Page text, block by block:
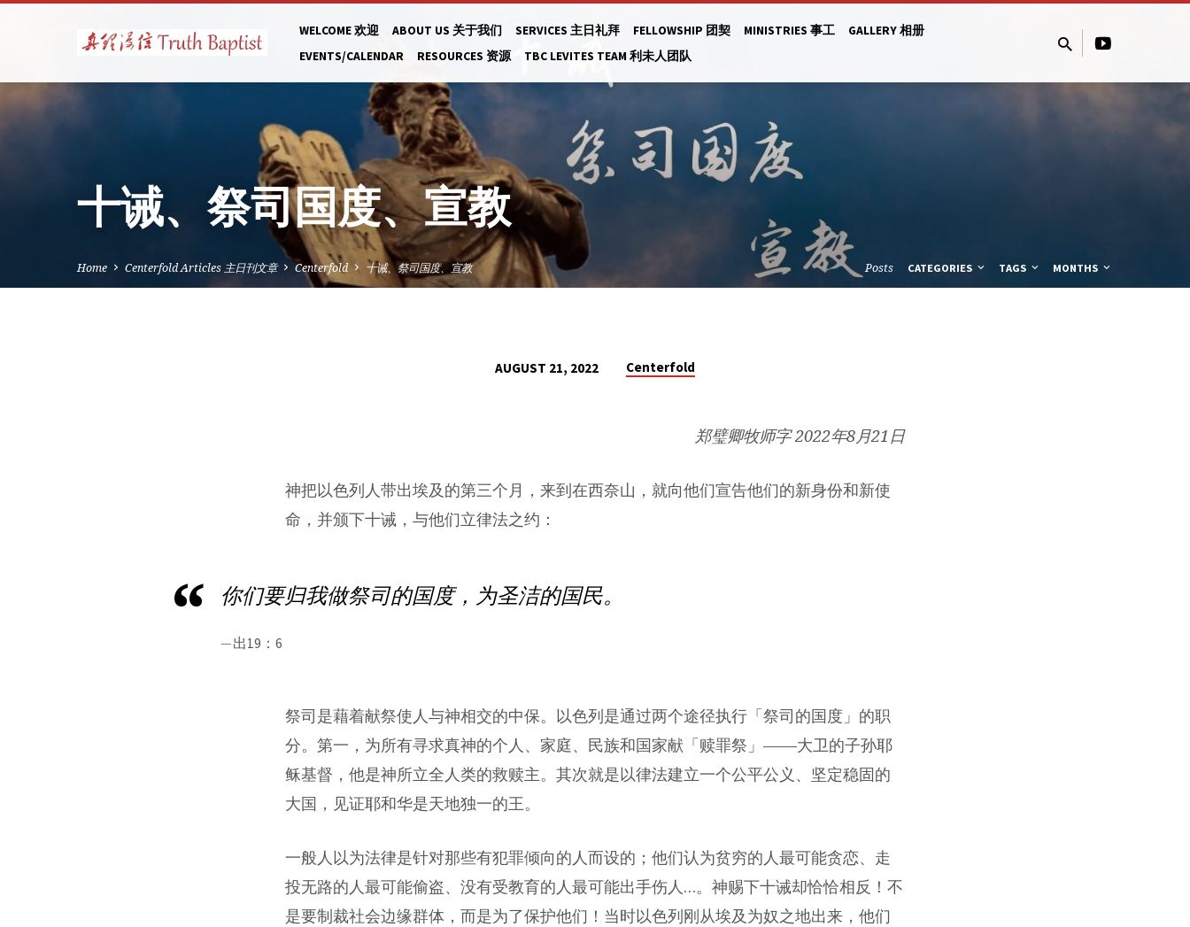
WELCOME 欢迎 ABOUT US 关于我们 SERVICES 主日礼拜 FELLOWSHIP 团契 MINISTRIES 事工
GALLERY 相册
EVENTS/CALENDAR
RESOURCES 资源 TBC LEVITES TEAM 利未人团队
十诫、祭司国度、宣教
Home Centerfold Articles 主日刊文章 Centerfold 十诫、祭司国度、宣教 Posts CATEGORIES TAGS MONTHS
AUGUST 21, 2022 Centerfold
郑璧卿牧师字 2022年8月21日
神把以色列人带出埃及的第三个月，来到在西奈山，就向他们宣告他们的新身份和新使
命，并颁下十诫，与他们立律法之约：
你们要归我做祭司的国度，为圣洁的国民。
出19：6
祭司是藉着献祭使人与神相交的中保。以色列是通过两个途径执行「祭司的国度」的职
分。第一，为所有寻求真神的个人、家庭、民族和国家献「赎罪祭」——大卫的子孙耶
稣基督，他是神所立全人类的救赎主。其次就是以律法建立一个公平公义、坚定稳固的
大国，见证耶和华是天地独一的王。
一般人以为法律是针对那些有犯罪倾向的人而设的；他们认为贫穷的人最可能贪恋、走
投无路的人最可能偷盗、没有受教育的人最可能出手伤人…。神赐下十诫却恰恰相反！不
是要制裁社会边缘群体，而是为了保护他们！当时以色列刚从埃及为奴之地出来，他们